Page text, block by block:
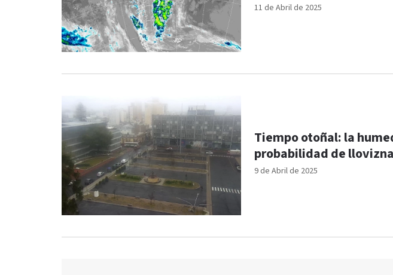
11 de Abril de 2025
9 de Abril de 2025
Tiempo otoñal: la
probabilidad de